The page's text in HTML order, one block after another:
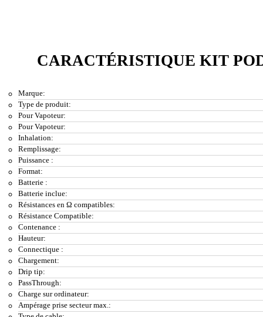
CARACTÉRISTIQUE KIT
Marque:
Type de produit:
Pour Vapoteur:
Pour Vapoteur:
Inhalation:
Remplissage:
Puissance :
Format:
Batterie :
Batterie inclue:
Résistances en Ω compatibles:
Résistance Compatible:
Contenance :
Hauteur:
Connectique :
Chargement:
Drip tip:
PassThrough:
Charge sur ordinateur:
Ampérage prise secteur max.: